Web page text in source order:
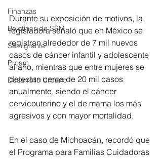
Finanzas
Boletines de SSM
Semigrante
Proam
Desarrollo Urbano
Durante su exposición de motivos, la
legisladora señaló que en México se
registran alrededor de 7 mil nuevos
casos de cáncer infantil y adolescente
al año, mientras que entre mujeres se
detectan cerca de 20 mil casos
anualmente, siendo el cáncer
cervicouterino y el de mama los más
agresivos y con mayor mortalidad.
En el caso de Michoacán, recordó que
el Programa para Familias Cuidadoras